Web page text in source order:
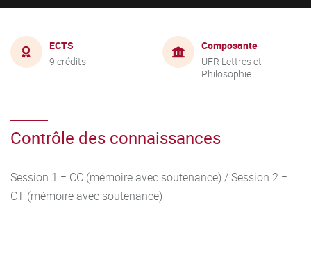
ECTS
9 crédits
Composante
UFR Lettres et
Philosophie
Contrôle des connaissances
Session 1 = CC (mémoire avec soutenance) / Session 2 =
CT (mémoire avec soutenance)